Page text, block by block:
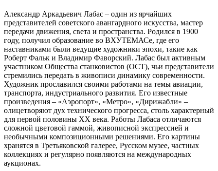
Александр Аркадьевич Лабас – один из ярчайших
представителей советского авангардного искусства, мастер
передачи движения, света и пространства. Родился в 1900
году, получил образование во ВХУТЕМАСе, где его
наставниками были ведущие художники эпохи, такие как
Роберт Фальк и Владимир Фаворский. Лабас был активным
участником Общества станковистов (ОСТ), чьи представители
стремились передать в живописи динамику современности.
Художник прославился своими работами на темы авиации,
транспорта, индустриального развития. Его известные
произведения – «Аэропорт», «Метро», «Дирижабли» –
олицетворяют дух технического прогресса, столь характерный
для первой половины XX века. Работы Лабаса отличаются
сложной цветовой гаммой, живописной экспрессией и
необычными композиционными решениями. Его картины
хранятся в Третьяковской галерее, Русском музее, частных
коллекциях и регулярно появляются на международных
аукционах.